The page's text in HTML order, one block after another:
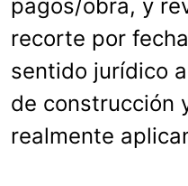
pagos/obra, y
recorte por
sentido jurídico
de construcción
realmente